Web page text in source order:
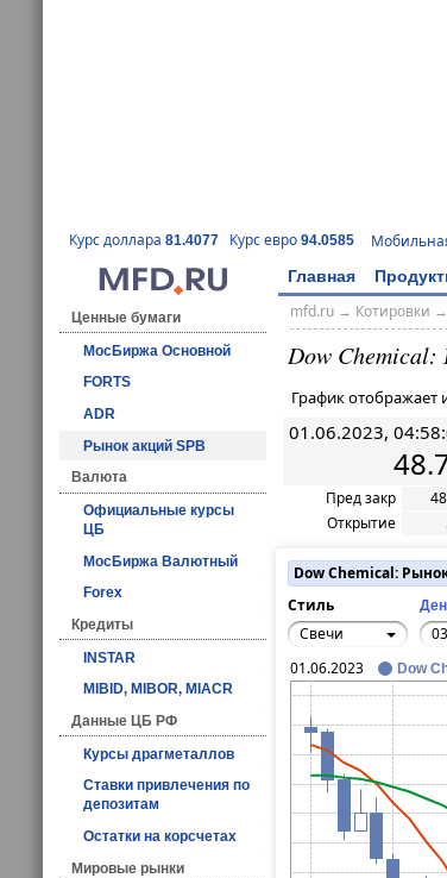
Курс доллара 81.4077 Курс евро 94.0585
Главная
Ценные бумаги
МосБиржа Основной
FORTS
ADR
Рынок акций SPB
Валюта
Официальные курсы
ЦБ
МосБиржа Валютный
Forex
Кредиты
INSTAR
MIBID, MIBOR, MIACR
Данные ЦБ РФ
Курсы драгметаллов
Ставки привлечения по
депозитам
Остатки на корсчетах
Мировые рынки
mfd.ru→ Котировки
Dow Chemical:
График отображает
01.06.2023,
Пред закр
Открытие
Dow Chemical:
Стиль
Свечи
01.06.2023 Dow